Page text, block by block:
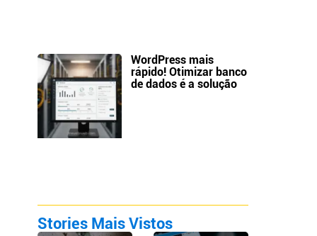
WordPress mais
rápido! Otimizar banco
de dados é a solução
Stories Mais Vistos